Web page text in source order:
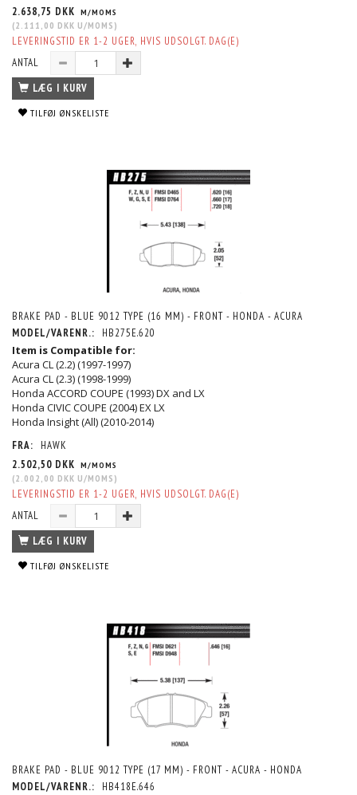
2.638,75 DKK M/MOMS
(2.111,00 DKK U/MOMS )
LEVERINGSTID ER 1-2 UGER, HVIS UDSOLGT. DAG(E)
ANTAL
LÆG I KURV
TILFØJ ØNSKELISTE
BRAKE PAD - BLUE 9012 TYPE (16 MM) - FRONT - HONDA - ACURA
MODEL/VARENR.:
HB275E.620
Item is Compatible for:
Acura CL (2.2) (1997-1997)
Acura CL (2.3) (1998-1999)
Honda ACCORD COUPE (1993) DX and LX
Honda CIVIC COUPE (2004) EX LX
Honda Insight (All) (2010-2014)
FRA:
HAWK
2.502,50 DKK M/MOMS
(2.002,00 DKK U/MOMS )
LEVERINGSTID ER 1-2 UGER, HVIS UDSOLGT. DAG(E)
ANTAL
LÆG I KURV
TILFØJ ØNSKELISTE
BRAKE PAD - BLUE 9012 TYPE (17 MM) - FRONT - ACURA - HONDA
MODEL/VARENR.:
HB418E.646